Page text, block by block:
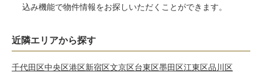
込み機能で物件情報をお探しいただくことができます。
近隣エリアから探す
千代田区中央区港区新宿区文京区台東区墨田区江東区品川区